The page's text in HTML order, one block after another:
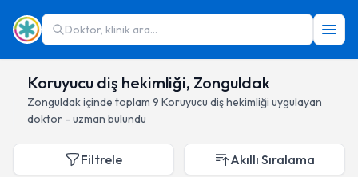
Doktor, klinik ara...
Koruyucu diş hekimliği, Zonguldak
Zonguldakiçinde toplam 9 Koruyucu diş hekimliği uygulayan
doktor - uzman bulundu
Filtrele Akıllı Sıralama